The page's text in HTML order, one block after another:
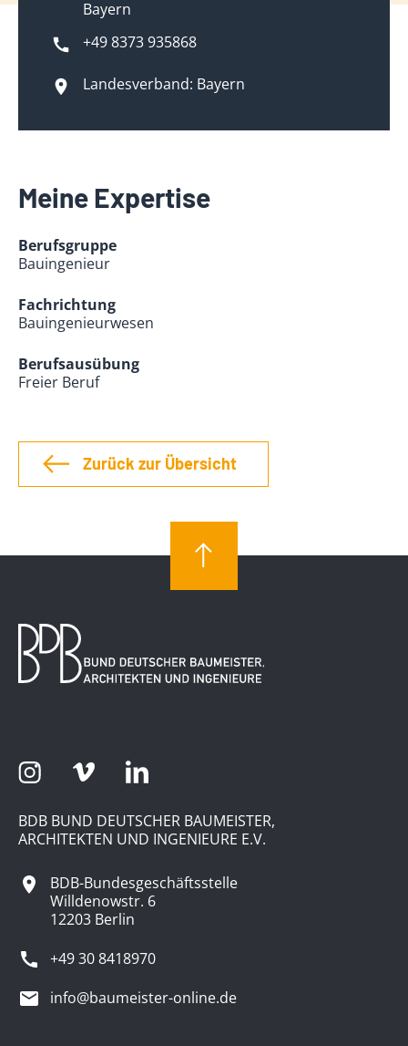
Bayern
+49 8373 935868
Landesverband: Bayern
Meine Expertise
Berufsgruppe
Bauingenieur
Fachrichtung
Bauingenieurwesen
Berufsausübung
Freier Beruf
Zurück zur Übersicht
BDB BUND DEUTSCHER BAUMEISTER,
ARCHITEKTEN UND INGENIEURE E.V.
BDB-Bundesgeschäftsstelle
Willdenowstr. 6
12203 Berlin
+49 30 8418970
info@baumeister-online.de